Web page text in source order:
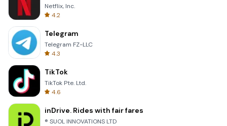
Netflix, Inc.
4.2
Telegram
Telegram FZ-LLC
4.3
TikTok
TikTok Pte. Ltd.
4.6
inDrive. Rides with fair fares
® SUOL INNOVATIONS LTD